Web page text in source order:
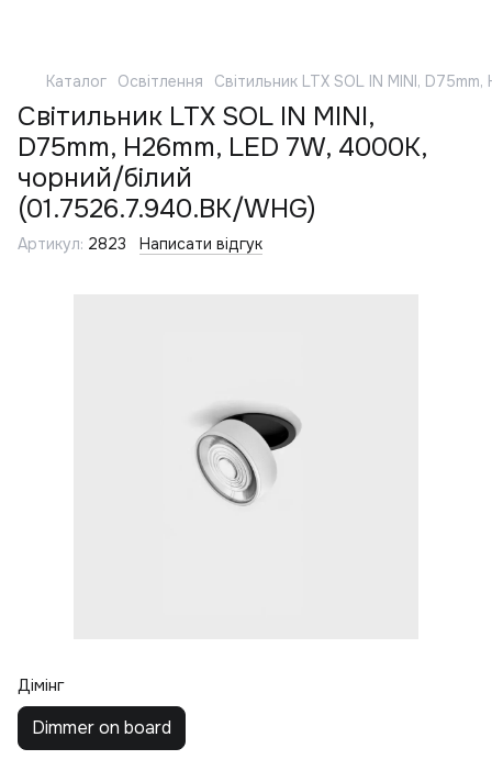
Каталог Освітлення Світильник LTX SOL IN MINI,
Світильник LTX SOL IN MINI,
D75mm, H26mm, LED 7W, 4000K,
чорний/білий
(01.7526.7.940.BK/WHG)
Артикул: 2823 Написати відгук
Дімінг
Dimmer on board